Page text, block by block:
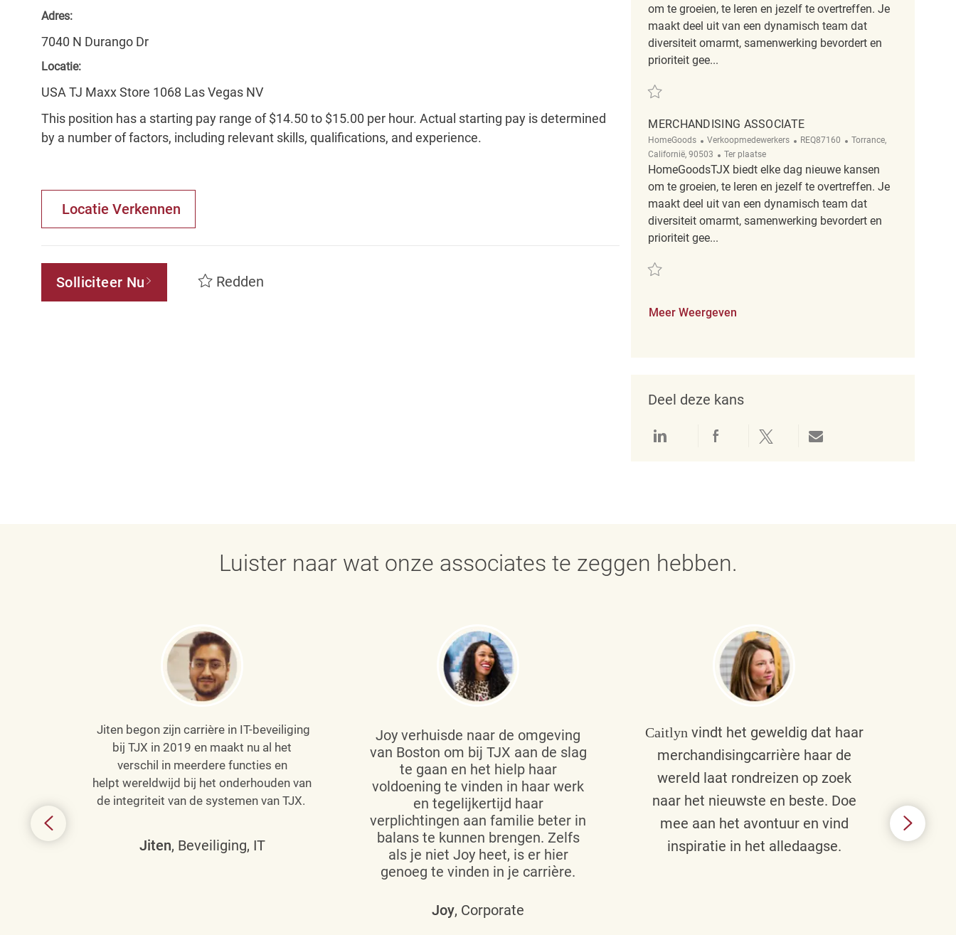
Adres:
7040 N Durango Dr
Locatie:
USA TJ Maxx Store 1068 Las Vegas NV
This position has a starting pay range of $14.50 to $15.00 per hour. Actual starting pay is determined
by a number of factors, including relevant skills, qualifications, and experience.
Locatie Verkennen
Solliciteer Nu Redden
om te groeien, te leren en jezelf te overtreffen. Je
maakt deel uit van een dynamisch team dat
diversiteit omarmt, samenwerking bevordert en
prioriteit gee...
Redden Merchandising Associate REQ69034
MERCHANDISING ASSOCIATE
HomeGoods Categorie
Verkoopmedewerkers ReqId
REQ87160 Plaats
Torrance,
Californië, 90503
Afgelegen
Ter plaatse
HomeGoodsTJX biedt elke dag nieuwe kansen
om te groeien, te leren en jezelf te overtreffen. Je
maakt deel uit van een dynamisch team dat
diversiteit omarmt, samenwerking bevordert en
prioriteit gee...
Redden Merchandising Associate REQ87160
Meer Weergeven
Deel deze kans
Delen via LinkedInDelen via Facebook
Delen via twitterDelen via e-mail
Luister naar wat onze associates te zeggen hebben.
Jiten begon zijn carrière in IT-beveiliging
bij TJX in 2019 en maakt nu al het
verschil in meerdere functies en
helpt wereldwijd bij het onderhouden van
de integriteit van de systemen van TJX.
Jiten, Beveiliging, IT
Joy verhuisde naar de omgeving
van Boston om bij TJX aan de slag
te gaan en het hielp haar
voldoening te vinden in haar werk
en tegelijkertijd haar
verplichtingen aan familie beter in
balans te kunnen brengen. Zelfs
als je niet Joy heet, is er hier
genoeg te vinden in je carrière.
Joy, Corporate
Caitlyn vindt het geweldig dat haar
merchandisingcarrière haar de
wereld laat rondreizen op zoek
naar het nieuwste en beste. Doe
mee aan het avontuur en vind
inspiratie in het alledaagse.